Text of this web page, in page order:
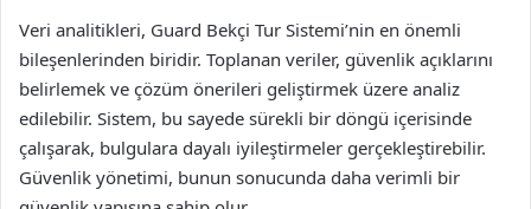
Veri analitikleri, Guard Bekçi Tur Sistemi’nin en önemli
bileşenlerinden biridir. Toplanan veriler, güvenlik açıklarını
belirlemek ve çözüm önerileri geliştirmek üzere analiz
edilebilir. Sistem, bu sayede sürekli bir döngü içerisinde
çalışarak, bulgulara dayalı iyileştirmeler gerçekleştirebilir.
Güvenlik yönetimi, bunun sonucunda daha verimli bir